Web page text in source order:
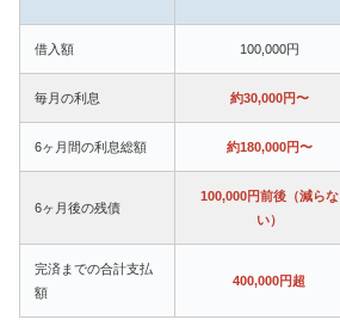
借入額 100,000円
毎月の利息 約30,000円〜
6ヶ月間の利息総額 約180,000円〜
6ヶ月後の残債
100,000円前後（減らな
い）
完済までの合計支払
額
400,000円超